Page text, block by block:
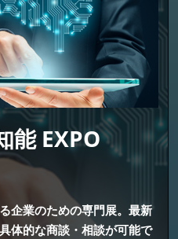
能 EXPO
企業のための専門展。最新
体的な商談・相談が可能で